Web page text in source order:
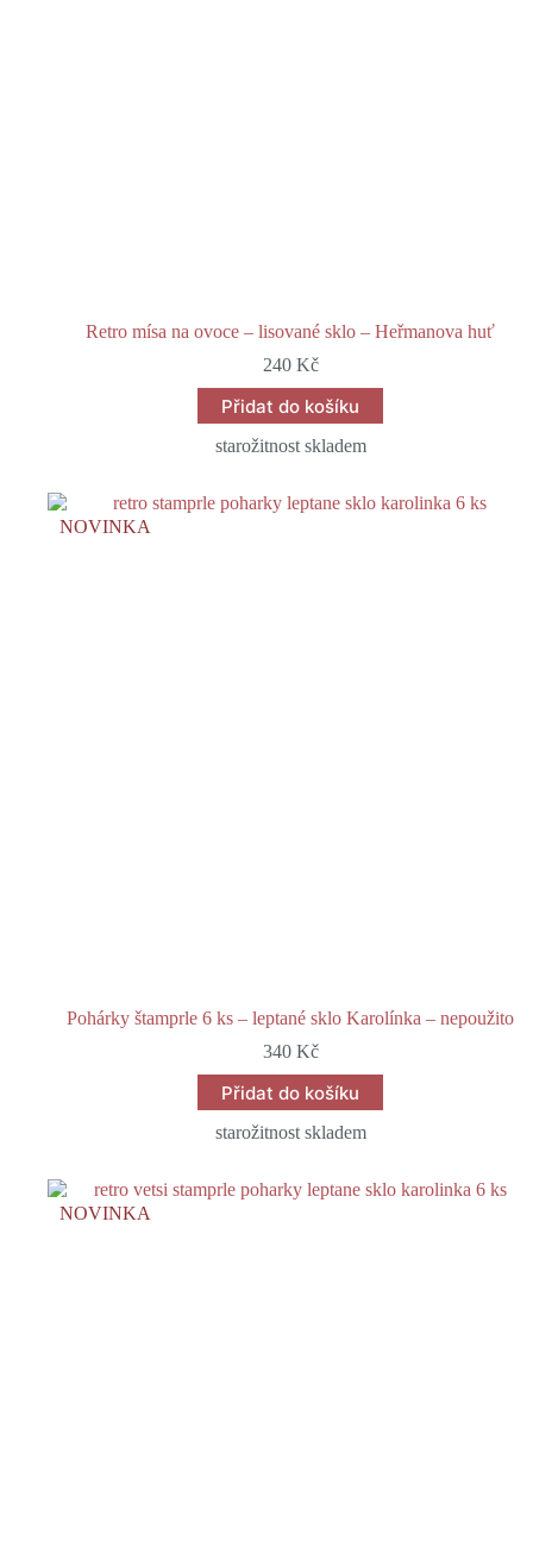
Retro mísa na ovoce – lisované sklo – Heřmanova huť
240 Kč
Přidat do košíku
starožitnost skladem
NOVINKA
Pohárky štamprle 6 ks – leptané sklo Karolínka – nepoužito
340 Kč
Přidat do košíku
starožitnost skladem
NOVINKA